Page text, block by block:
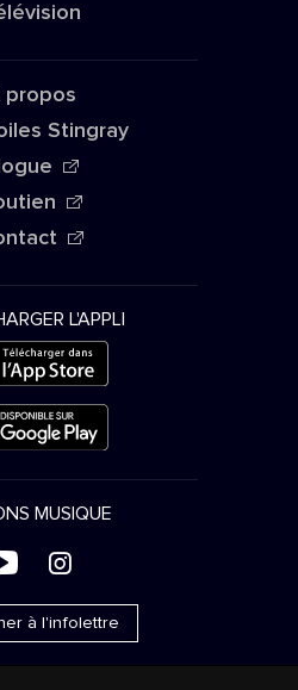
propos
Stingray
L'APPLI
MUSIQUE
&
à l'infolettre